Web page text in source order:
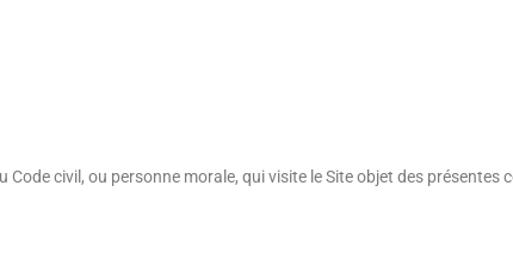
civil, ou personne morale, qui visite le Site objet des présentes